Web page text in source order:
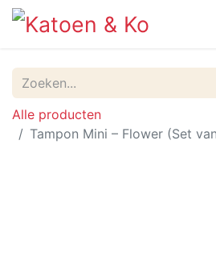
Alle producten
Tampon Mini – Flower (Set